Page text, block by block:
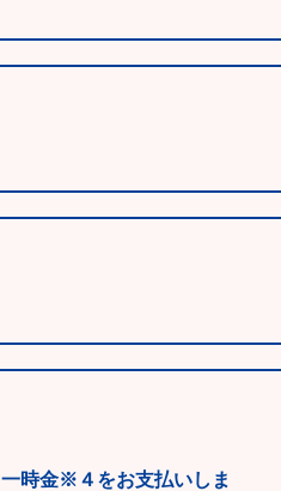
時金※４をお支払いしま